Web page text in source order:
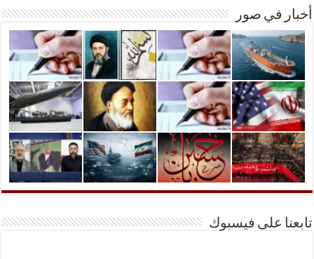
أخبار في صور
تابعنا على فيسبوك